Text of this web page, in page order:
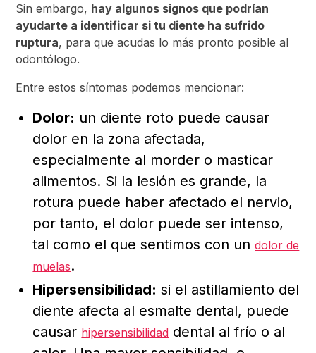
Sin embargo, hay algunos signos que podrían
ayudarte a identificar si tu diente ha sufrido
ruptura, para que acudas lo más pronto posible al
odontólogo.
Entre estos síntomas podemos mencionar:
Dolor: un diente roto puede causar
dolor en la zona afectada,
especialmente al morder o masticar
alimentos. Si la lesión es grande, la
rotura puede haber afectado el nervio,
por tanto, el dolor puede ser intenso,
tal como el que sentimos con undolor de
muelas.
Hipersensibilidad: si el astillamiento del
diente afecta al esmalte dental, puede
causar hipersensibilidad dental al frío o al